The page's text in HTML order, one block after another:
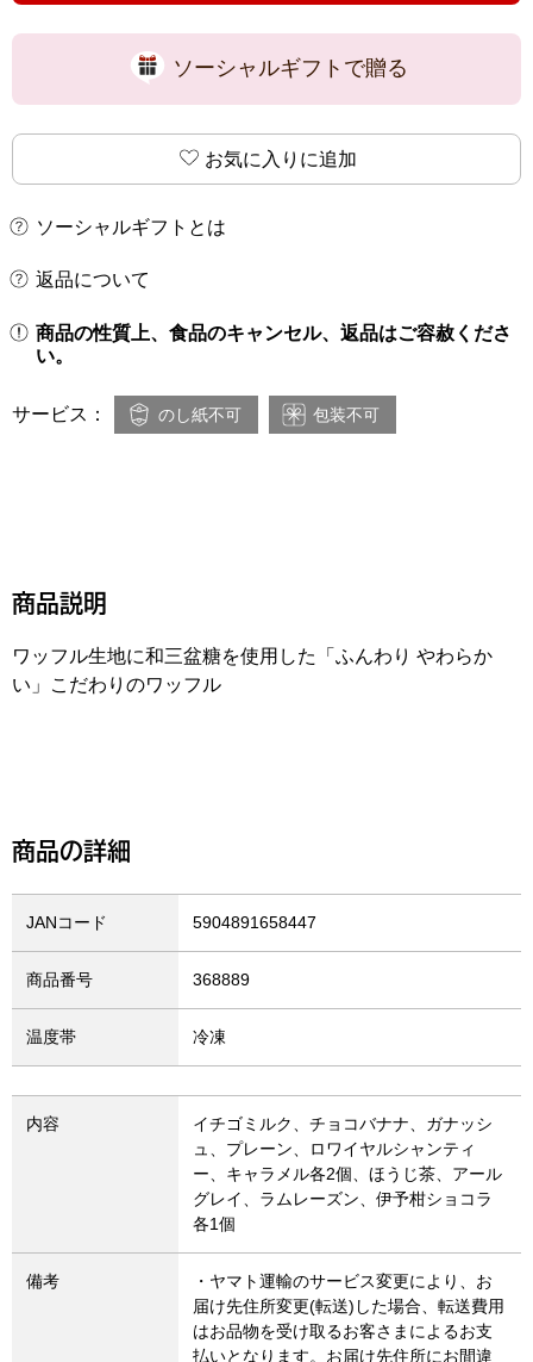
ソーシャルギフトで贈る
お気に入りに追加
ソーシャルギフトとは
返品について
商品の性質上、食品のキャンセル、返品はご容赦くださ
い。
サービス： のし紙不可 包装不可
商品説明
ワッフル生地に和三盆糖を使用した「ふんわり やわらか
い」こだわりのワッフル
商品の詳細
JANコード 5904891658447
商品番号 368889
温度帯 冷凍
内容
イチゴミルク、チョコバナナ、ガナッシ
ュ、プレーン、ロワイヤルシャンティ
ー、キャラメル各2個、ほうじ茶、アール
グレイ、ラムレーズン、伊予柑ショコラ
各1個
備考
・ヤマト運輸のサービス変更により、お
届け先住所変更(転送)した場合、転送費用
はお品物を受け取るお客さまによるお支
払いとなります。お届け先住所にお間違